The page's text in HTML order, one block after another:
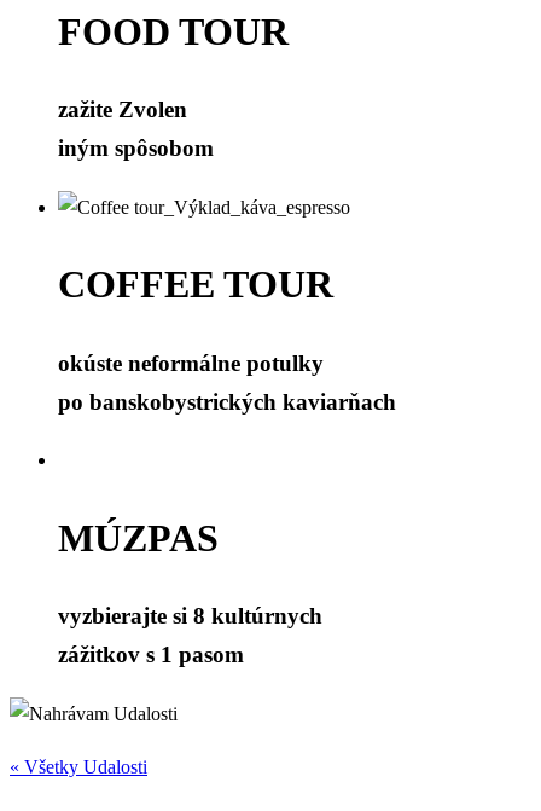
FOOD TOUR
zažite Zvolen
iným spôsobom
COFFEE TOUR
okúste neformálne potulky
po banskobystrických kaviarňach
MÚZPAS
vyzbierajte si 8 kultúrnych
zážitkov s 1 pasom
« Všetky Udalosti